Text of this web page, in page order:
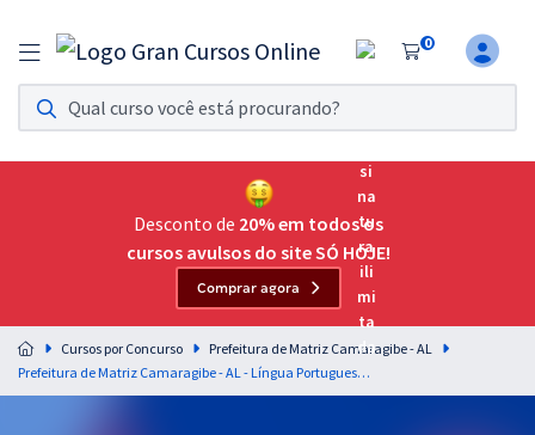
0
Assinatura Ilimitada 11
Acesso a todos os cursos. Teste grátis por 7 dias!
Assinatura OAB Até Passar
Acesso ilimitado a toda preparação para o Exame da
Residências Multiprofissionais
Preparação completa e intensiva para as principais
residências em saúde do Brasil
Desconto de 20% em todos os
cursos avulsos do site SÓ HOJE!
Comprar agora
Cursos por Concurso
Prefeitura de Matriz Camaragibe - AL
Prefeitura de Matriz Camaragibe - AL - Língua Portuguesa para os Cargos de Nível Médio com a Professora Letícia Bastos